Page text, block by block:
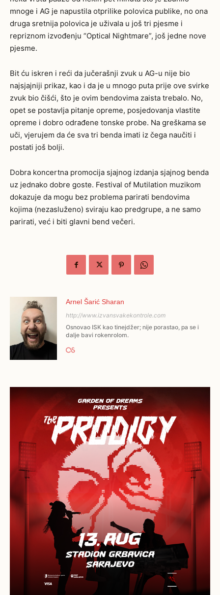
mnoge i AG je napustila otprilike polovica publike, no ona
druga sretnija polovica je uživala u još tri pjesme i
repriznom izvođenju “Optical Nightmare”, još jedne nove
pjesme.
Bit ću iskren i reći da jučerašnji zvuk u AG-u nije bio
najsjajniji prikaz, kao i da je u mnogo puta prije ove svirke
zvuk bio čišći, što je ovim bendovima zaista trebalo. No,
opet se postavlja pitanje opreme, posjedovanja vlastite
opreme i dobro odrađene tonske probe. Na greškama se
uči, vjerujem da će sva tri benda imati iz čega naučiti i
postati još bolji.
Dobra koncertna promocija sjajnog izdanja sjajnog benda
uz jednako dobre goste. Festival of Mutilation muzikom
dokazuje da mogu bez problema parirati bendovima
kojima (nezasluženo) sviraju kao predgrupe, a ne samo
parirati, već i biti glavni bend večeri.
Arnel Šarić Sharan
http://www.izvansvakekontrole.com
Osnovao ISK kao tinejdžer; nije porastao, pa se i
dalje bavi rokenrolom.